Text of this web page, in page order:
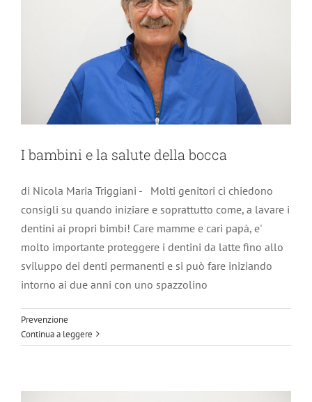
I bambini e la salute della bocca
di Nicola Maria Triggiani - Molti genitori ci chiedono
consigli su quando iniziare e soprattutto come, a lavare i
dentini ai propri bimbi! Care mamme e cari papà, e'
molto importante proteggere i dentini da latte fino allo
sviluppo dei denti permanenti e si può fare iniziando
intorno ai due anni con uno spazzolino
Prevenzione
Continua a leggere